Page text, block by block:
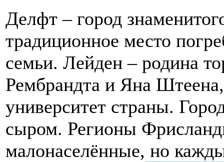
Делфт – город
традиционное место
семьи. Лейден – родина
Рембрандта и Яна
университет страны.
сыром. Регионы
малонаселённые, но